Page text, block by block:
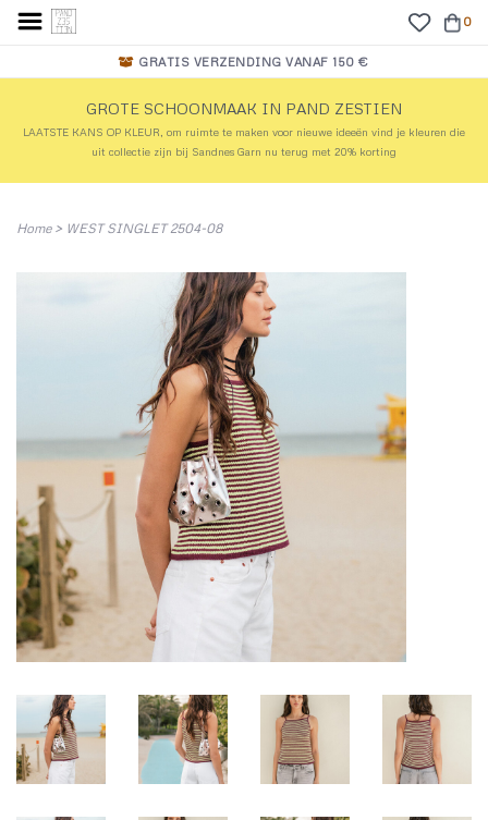
0
GRATIS VERZENDING VANAF 150 €
GROTE SCHOONMAAK IN PAND ZESTIEN
LAATSTE KANS OP KLEUR, om ruimte te maken voor nieuwe ideeën vind je kleuren die
uit collectie zijn bij Sandnes Garn nu terug met 20% korting
Home> WEST SINGLET 2504-08